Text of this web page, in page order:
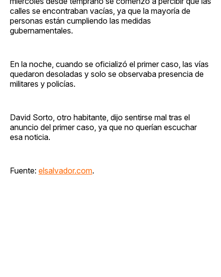
calles se encontraban vacías, ya que la mayoría de
personas están cumpliendo las medidas
gubernamentales.
En la noche, cuando se oficializó el primer caso, las vías
quedaron desoladas y solo se observaba presencia de
militares y policías.
David Sorto, otro habitante, dijo sentirse mal tras el
anuncio del primer caso, ya que no querían escuchar
esa noticia.
Fuente: elsalvador.com.